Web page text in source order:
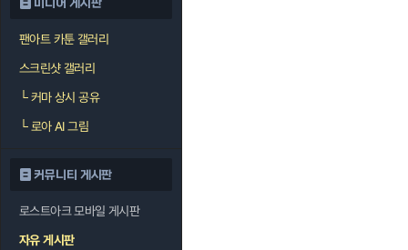
미디어 게시판
팬아트 카툰 갤러리
스크린샷 갤러리
└커마 상시 공유
└로아 AI 그림
커뮤니티 게시판
로스트아크 모바일 게시판
자유 게시판